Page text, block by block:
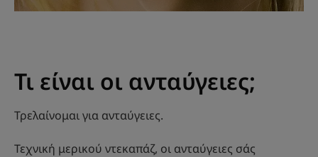
Τι είναι οι ανταύγειες;
Τρελαίνομαι για ανταύγειες.
Τεχνική μερικού ντεκαπάζ, οι ανταύγειες σάς